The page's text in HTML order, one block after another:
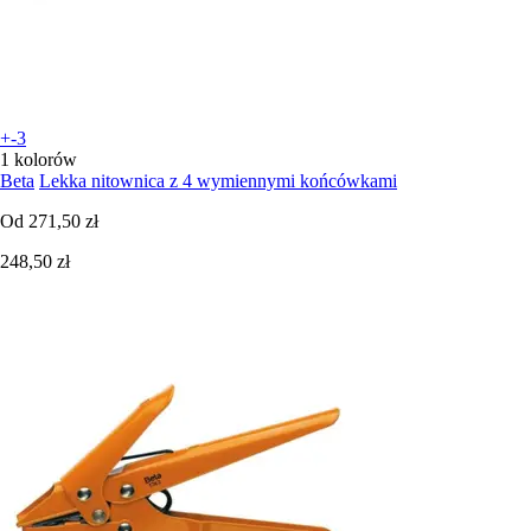
+-3
1 kolorów
Beta Lekka nitownica z 4 wymiennymi końcówkami
Od 271,50 zł
248,50 zł